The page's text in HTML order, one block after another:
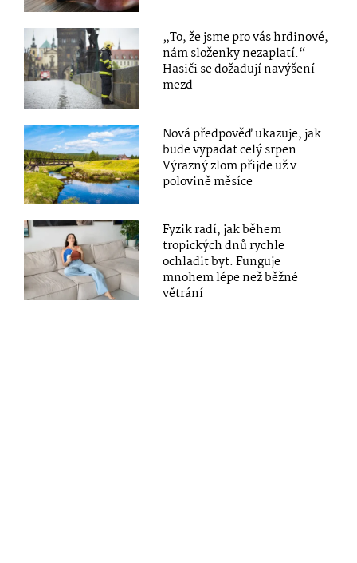
„To, že jsme pro vás hrdinové,
nám složenky nezaplatí.“
Hasiči se dožadují navýšení
mezd
Nová předpověď ukazuje, jak
bude vypadat celý srpen.
Výrazný zlom přijde už v
polovině měsíce
Fyzik radí, jak během
tropických dnů rychle
ochladit byt. Funguje
mnohem lépe než běžné
větrání